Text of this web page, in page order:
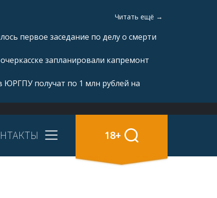
Читать ещё →
первое заседание по делу о смерти
запланировали капремонт
ЮРГПУ получат по 1 млн рублей на
18+